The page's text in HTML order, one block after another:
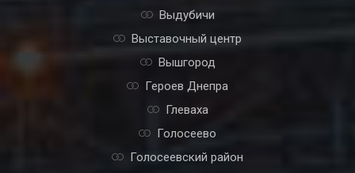
Выдубичи
Выставочный центр
Вышгород
Героев Днепра
Глеваха
Голосеево
Голосеевский район